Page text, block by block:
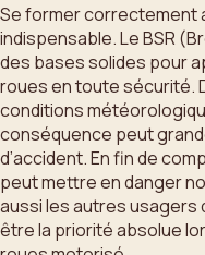
Se former correctement
indispensable. Le BSR
des bases solides pour
roues en toute sécurité.
conditions
conséquence peut
d’accident. En fin de
peut mettre en danger
aussi les autres usagers
être la priorité absolue